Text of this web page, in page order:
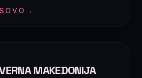
→
MAKEDONIJA